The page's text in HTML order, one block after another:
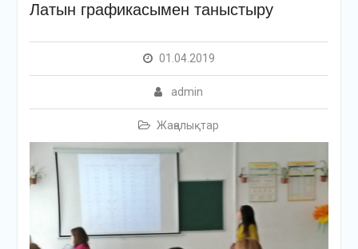
Латын графикасымен таныстыру
01.04.2019
admin
Жаңалықтар